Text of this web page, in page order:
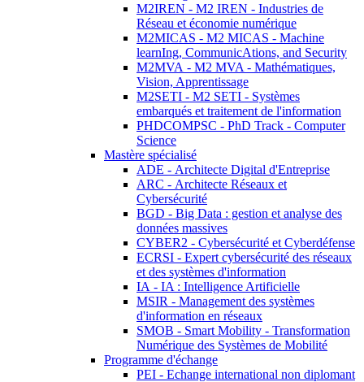
M2IREN - M2 IREN - Industries de
Réseau et économie numérique
M2MICAS - M2 MICAS - Machine
learnIng, CommunicAtions, and Security
M2MVA - M2 MVA - Mathématiques,
Vision, Apprentissage
M2SETI - M2 SETI - Systèmes
embarqués et traitement de l'information
PHDCOMPSC - PhD Track - Computer
Science
Mastère spécialisé
ADE - Architecte Digital d'Entreprise
ARC - Architecte Réseaux et
Cybersécurité
BGD - Big Data : gestion et analyse des
données massives
CYBER2 - Cybersécurité et Cyberdéfense
ECRSI - Expert cybersécurité des réseaux
et des systèmes d'information
IA - IA : Intelligence Artificielle
MSIR - Management des systèmes
d'information en réseaux
SMOB - Smart Mobility - Transformation
Numérique des Systèmes de Mobilité
Programme d'échange
PEI - Echange international non diplomant